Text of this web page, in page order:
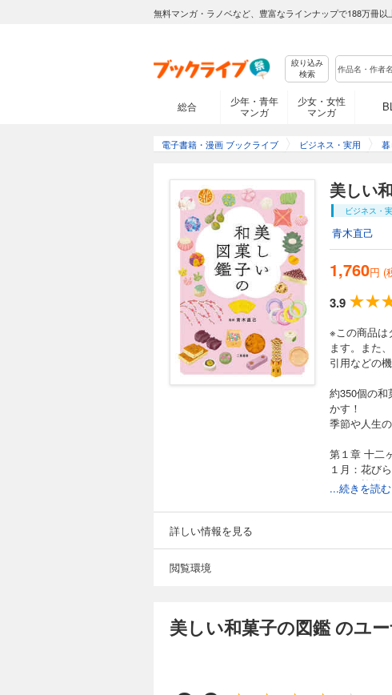
無料マンガ・ラノベなど、豊富なラインナップで188万冊以
絞り込み
検索
総合
少年・青年
マンガ
少女・女性
マンガ
電子書籍・漫画 ブックライブ ビジネス・実用
美しい
ビジネス・
青木直己
1,760円 (
3.9
※この商品は
ます。また
引用などの
約350個の
かす！
季節や人生
第１章 十二
１月：花び
２月：椿餅
３月：あこ
頭
５月：唐衣
９月：はさ
10月：栗き
12月：雪
...続きを読む
詳しい情報を見る
閲覧環境
美しい和菓子の図鑑 のユ